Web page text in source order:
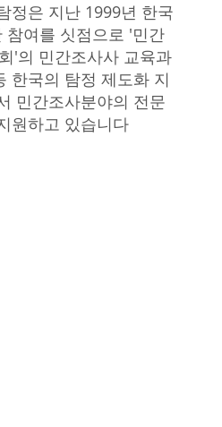
정은 지난 1999년 한국
참여를 싯점으로 '민간
'의 민간조사사 교육과
한국의 탐정 제도화 지
민간조사분야의 전문
원하고 있습니다